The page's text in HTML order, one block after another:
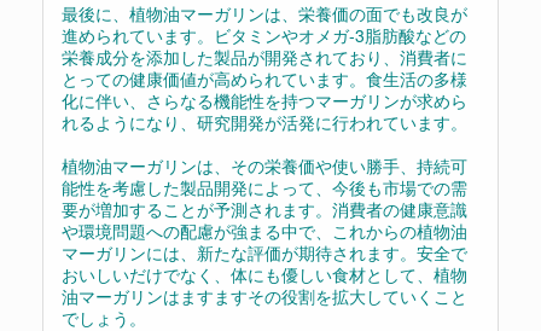
最後に、植物油マーガリンは、栄養価の面でも改良が
進められています。ビタミンやオメガ-3脂肪酸などの
栄養成分を添加した製品が開発されており、消費者に
とっての健康価値が高められています。食生活の多様
化に伴い、さらなる機能性を持つマーガリンが求めら
れるようになり、研究開発が活発に行われています。
植物油マーガリンは、その栄養価や使い勝手、持続可
能性を考慮した製品開発によって、今後も市場での需
要が増加することが予測されます。消費者の健康意識
や環境問題への配慮が強まる中で、これからの植物油
マーガリンには、新たな評価が期待されます。安全で
おいしいだけでなく、体にも優しい食材として、植物
油マーガリンはますますその役割を拡大していくこと
でしょう。